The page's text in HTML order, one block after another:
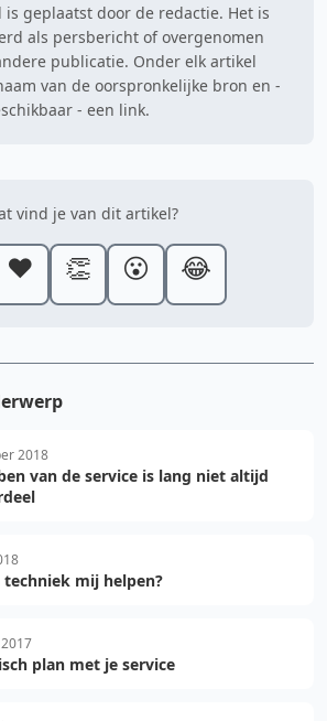
is geplaatst door de redactie. Het is
als persbericht of overgenomen
publicatie. Onder elk artikel
van de oorspronkelijke bron en -
- een link.
vind je van dit artikel?
❤️ 👏 😮 😂
2018
van de service is lang niet altijd
techniek mij helpen?
plan met je service